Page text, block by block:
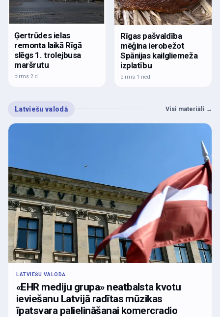
Ģertrūdes ielas
remonta laikā Rīgā
slēgs 1. trolejbusa
maršrutu
pirms 2 d
Rīgas pašvaldība
mēģina ierobežot
Spānijas kailgliemeža
izplatību
pirms 1 ned
Latviešu valodā Visi materiāli →
LATVIEŠU VALODĀ
«EHR mediju grupa» neatbalsta kvotu
ieviešanu Latvijā radītas mūzikas
īpatsvara palielināšanai komercradio